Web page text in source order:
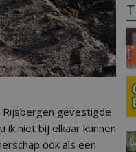
gevestigde
ik niet bij elkaar kunnen
ook als een